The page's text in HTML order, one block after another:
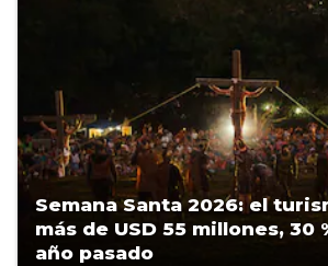
Semana Santa 2026: el
más de USD 55 millones, 30
año pasado